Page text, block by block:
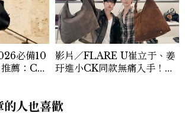
必備10
薦：Ch
影片／FLARE U崔立于、姜
玗進小CK同款無痛入手！身
的人也喜歡